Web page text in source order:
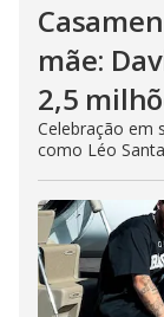
mãe:
2,5
Celebração em
como Léo